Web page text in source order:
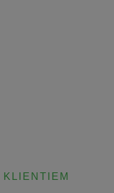
KLIENTIEM